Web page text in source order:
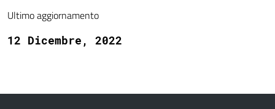
Ultimo aggiornamento
12 Dicembre, 2022